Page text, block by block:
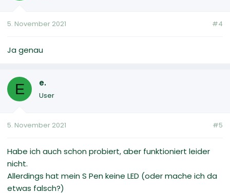
5. November 2021 #4
Ja genau
E e.
User
5. November 2021 #5
Habe ich auch schon probiert, aber funktioniert leider
nicht.
Allerdings hat mein S Pen keine LED (oder mache ich da
etwas falsch?)